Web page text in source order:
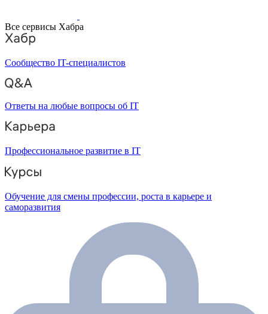
Все сервисы Хабра
Сообщество IT-специалистов
Ответы на любые вопросы об IT
Профессиональное развитие в IT
Обучение для смены профессии, роста в карьере и
саморазвития